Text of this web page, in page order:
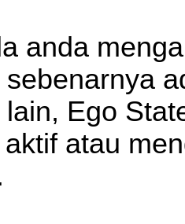
anda
Ego
atau